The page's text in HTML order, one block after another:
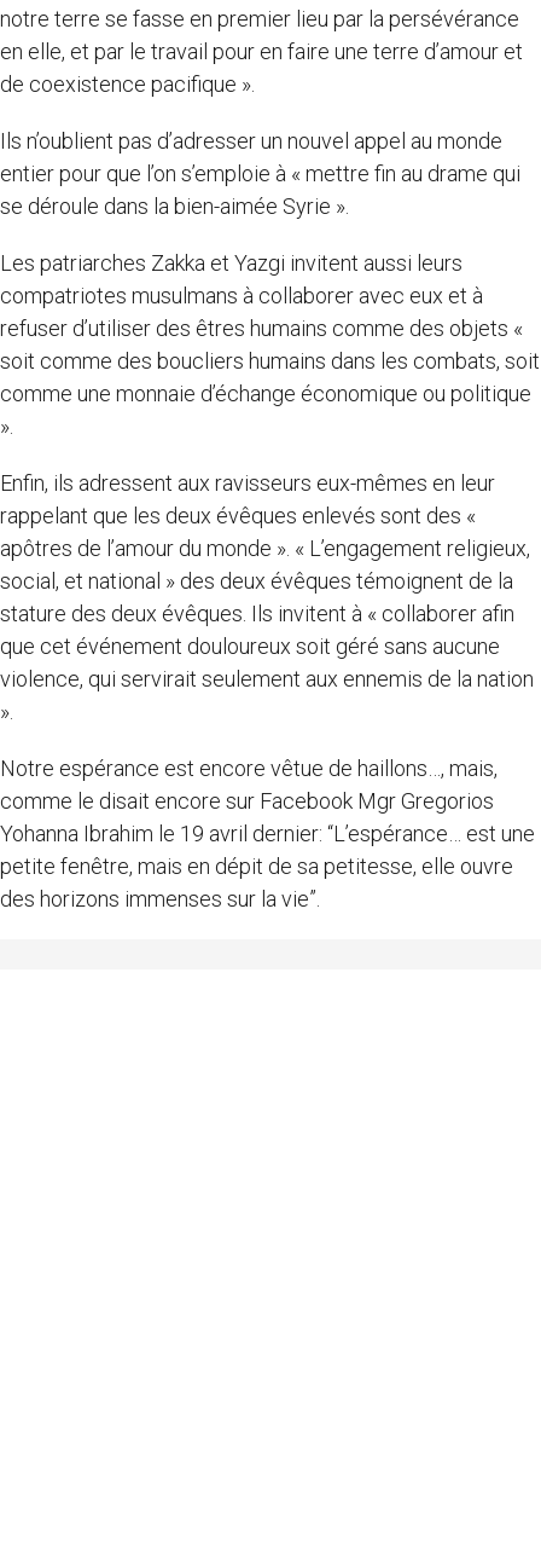
notre terre se fasse en premier lieu par la persévérance
en elle, et par le travail pour en faire une terre d’amour et
de coexistence pacifique ».
Ils n’oublient pas d’adresser un nouvel appel au monde
entier pour que l’on s’emploie à « mettre fin au drame qui
se déroule dans la bien-aimée Syrie ».
Les patriarches Zakka et Yazgi invitent aussi leurs
compatriotes musulmans à collaborer avec eux et à
refuser d’utiliser des êtres humains comme des objets «
soit comme des boucliers humains dans les combats, soit
comme une monnaie d’échange économique ou politique
».
Enfin, ils adressent aux ravisseurs eux-mêmes en leur
rappelant que les deux évêques enlevés sont des «
apôtres de l’amour du monde ». « L’engagement religieux,
social, et national » des deux évêques témoignent de la
stature des deux évêques. Ils invitent à « collaborer afin
que cet événement douloureux soit géré sans aucune
violence, qui servirait seulement aux ennemis de la nation
».
Notre espérance est encore vêtue de haillons…, mais,
comme le disait encore sur Facebook Mgr Gregorios
Yohanna Ibrahim le 19 avril dernier: “L’espérance… est une
petite fenêtre, mais en dépit de sa petitesse, elle ouvre
des horizons immenses sur la vie”.